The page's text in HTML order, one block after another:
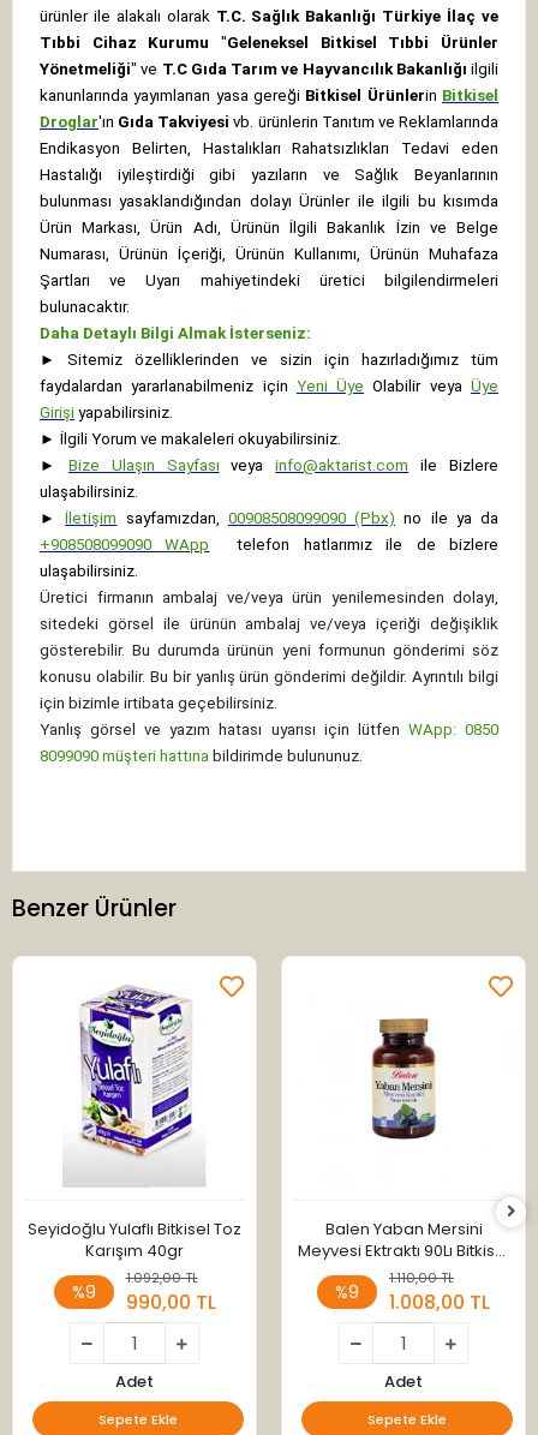
ürünler ile alakalı olarak T.C. Sağlık Bakanlığı Türkiye İlaç ve
Tıbbi Cihaz Kurumu "Geleneksel Bitkisel Tıbbi Ürünler
Yönetmeliği" ve T.C Gıda Tarım ve Hayvancılık Bakanlığı ilgili
kanunlarında yayımlanan yasa gereği Bitkisel Ürünlerin Bitkisel
Droglar'ın Gıda Takviyesi vb. ürünlerin Tanıtım ve Reklamlarında
Endikasyon Belirten, Hastalıkları Rahatsızlıkları Tedavi eden
Hastalığı iyileştirdiği gibi yazıların ve Sağlık Beyanlarının
bulunması yasaklandığından dolayı Ürünler ile ilgili bu kısımda
Ürün Markası, Ürün Adı, Ürünün İlgili Bakanlık İzin ve Belge
Numarası, Ürünün İçeriği, Ürünün Kullanımı, Ürünün Muhafaza
Şartları ve Uyarı mahiyetindeki üretici bilgilendirmeleri
bulunacaktır.
Daha Detaylı Bilgi Almak İsterseniz:
►
Sitemiz özelliklerinden ve sizin için hazırladığımız tüm
faydalardan yararlanabilmeniz için Yeni Üye Olabilir veyaÜye
Girişi yapabilirsiniz.
► İlgili Yorum ve makaleleri okuyabilirsiniz.
►
Bize Ulaşın Sayfası veya info@aktarist.com
ile Bizlere
ulaşabilirsiniz.
►
İletişim sayfamızdan, 00908508099090 (Pbx) no ile ya da
+908508099090 WApp
telefon hatlarımız ile de bizlere
ulaşabilirsiniz.
Üretici firmanın ambalaj ve/veya ürün yenilemesinden dolayı,
sitedeki görsel ile ürünün ambalaj ve/veya içeriği değişiklik
gösterebilir. Bu durumda ürünün yeni formunun gönderimi söz
konusu olabilir. Bu bir yanlış ürün gönderimi değildir. Ayrıntılı bilgi
için bizimle irtibata geçebilirsiniz.
Yanlış görsel ve yazım hatası uyarısı için lütfen WApp: 0850
8099090 müşteri hattına bildirimde bulununuz.
Benzer Ürünler
Seyidoğlu Yulaflı Bitkisel Toz
Karışım 40gr
%9
1.092,00 TL
990,00 TL
Adet
Sepete Ekle
Balen Yaban Mersini
Meyvesi Ektraktı 90Lı Bitkisel
Kapsül 375Mg
%9
1.110,00 TL
1.008,00 TL
Adet
Sepete Ekle